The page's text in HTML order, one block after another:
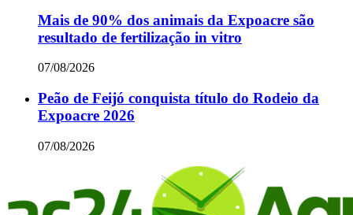
Mais de 90% dos animais da Expoacre são
resultado de fertilização in vitro
07/08/2026
Peão de Feijó conquista título do Rodeio da
Expoacre 2026
07/08/2026